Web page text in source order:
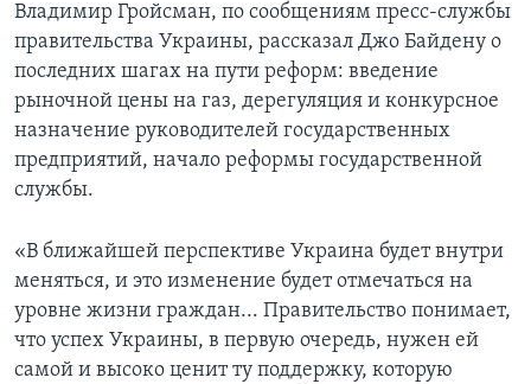
Владимир Гройсман, по сообщениям пресс-службы
правительства Украины, рассказал Джо Байдену о
последних шагах на пути реформ: введение
рыночной цены на газ, дерегуляция и конкурсное
назначение руководителей государственных
предприятий, начало реформы государственной
службы.
«В ближайшей перспективе Украина будет внутри
меняться, и это изменение будет отмечаться на
уровне жизни граждан... Правительство понимает,
что успех Украины, в первую очередь, нужен ей
самой и высоко ценит ту поддержку, которую